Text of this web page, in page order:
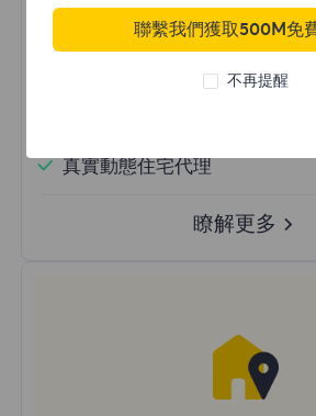
真實動態住宅代理
瞭解更多
聯繫我們獲取500M免
不再提醒